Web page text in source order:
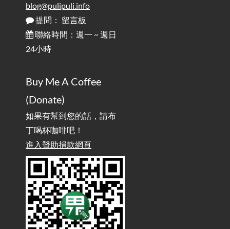
雜談：生活小技巧之用魔鬼氈避免機車鑰匙脫落吧
/ Talk: Use Velcro to Prevent Your Motorcycle Key From Falling
Home Is More Than Just an Ad Blocker
blog@pulipuli.info
提問： 留言板
聯絡時間：週一 ~ 週日
24小時
Buy Me A Coffee
(Donate)
如果有幫到您的話，請布
丁喝杯咖啡吧！
進入贊助捐款網頁